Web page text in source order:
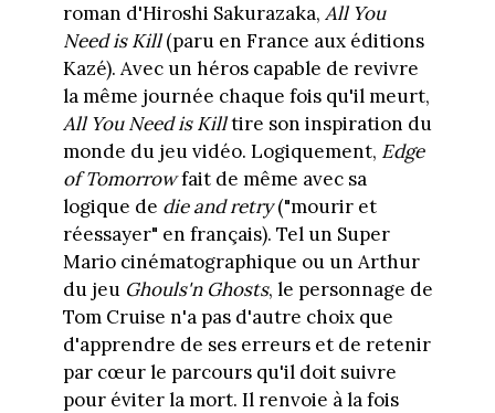
roman d'Hiroshi Sakurazaka, All You
Need is Kill(paru en France aux éditions
Kazé). Avec un héros capable de revivre
la même journée chaque fois qu'il meurt,
All You Need is Killtire son inspiration du
monde du jeu vidéo. Logiquement, Edge
of Tomorrowfait de même avec sa
logique de die and retry("mourir et
réessayer" en français). Tel un Super
Mario cinématographique ou un Arthur
du jeu Ghouls'n Ghosts, le personnage de
Tom Cruise n'a pas d'autre choix que
d'apprendre de ses erreurs et de retenir
par cœur le parcours qu'il doit suivre
pour éviter la mort. Il renvoie à la fois